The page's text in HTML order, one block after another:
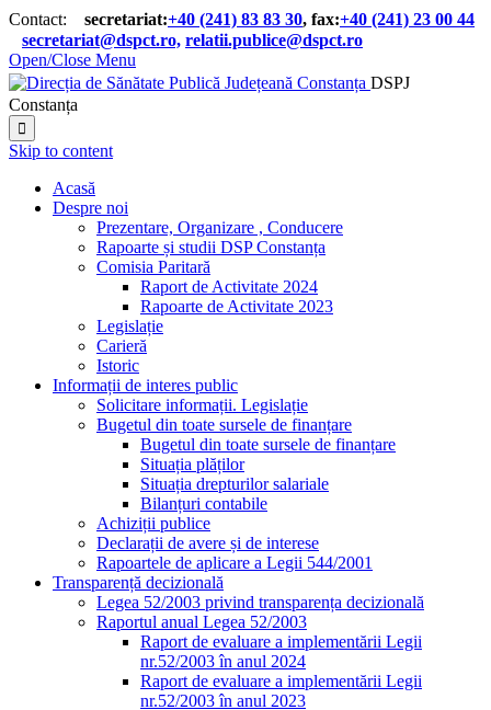
Contact: secretariat:+40 (241) 83 83 30, fax:+40 (241) 23 00 44
secretariat@dspct.ro, relatii.publice@dspct.ro
Open/Close Menu
DSPJ
Constanța

Skip to content
Acasă
Despre noi
Prezentare, Organizare , Conducere
Rapoarte și studii DSP Constanța
Comisia Paritară
Raport de Activitate 2024
Rapoarte de Activitate 2023
Legislație
Carieră
Istoric
Informații de interes public
Solicitare informații. Legislație
Bugetul din toate sursele de finanțare
Bugetul din toate sursele de finanțare
Situația plăților
Situația drepturilor salariale
Bilanțuri contabile
Achiziții publice
Declarații de avere și de interese
Rapoartele de aplicare a Legii 544/2001
Transparență decizională
Legea 52/2003 privind transparența decizională
Raportul anual Legea 52/2003
Raport de evaluare a implementării Legii
nr.52/2003 în anul 2024
Raport de evaluare a implementării Legii
nr.52/2003 în anul 2023